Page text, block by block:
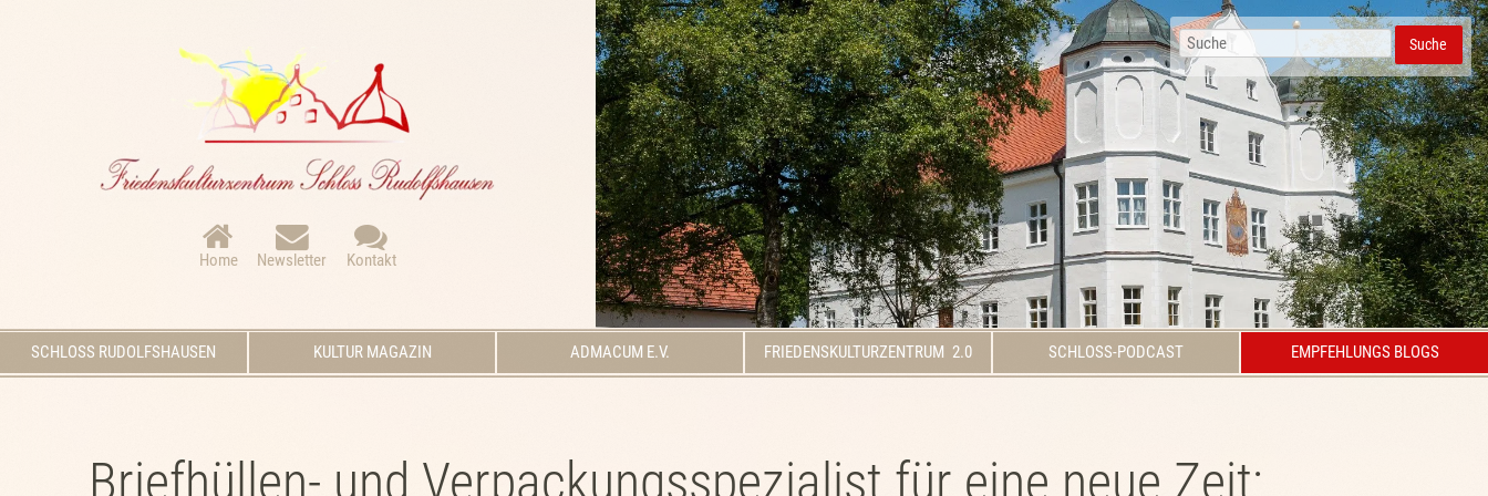
Navigation
überspringen
Home
Newsletter Kontakt
Suche
Navigation
überspringen
SCHLOSS RUDOLFSHAUSEN KULTUR MAGAZIN ADMACUM E.V. FRIEDENSKULTURZENTRUM 2.0 SCHLOSS-PODCAST EMPFEHLUNGS BLOGS
Briefhüllen- und Verpackungsspezialist für eine neue Zeit: